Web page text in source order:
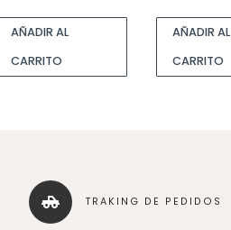
AÑADIR AL
CARRITO
AÑADIR AL
CARRITO
TRAKING DE PEDIDOS